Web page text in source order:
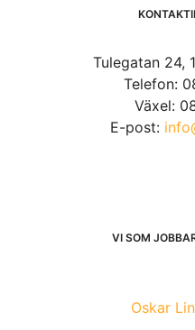
Tulegatan 24,
Telefon:
Växel:
E-post:
VI SOM
Oskar